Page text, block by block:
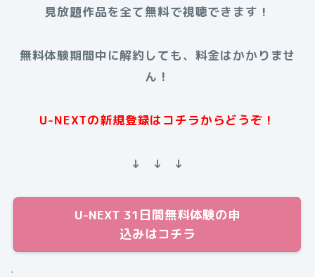
見放題作品を全て無料で視聴できます！
無料体験期間中に解約しても、料金はかかりませ
ん！
U-NEXTの新規登録はコチラからどうぞ！
↓ ↓ ↓
U-NEXT 31日間無料体験の申
込みはコチラ
.